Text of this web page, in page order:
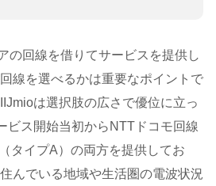
の回線を借りてサービスを提供し
線を選べるかは重要なポイントで
は選択肢の広さで優位に立っ
ビス開始当初からNTTドコモ回線
タイプA）の両方を提供してお
んでいる地域や生活圏の電波状況